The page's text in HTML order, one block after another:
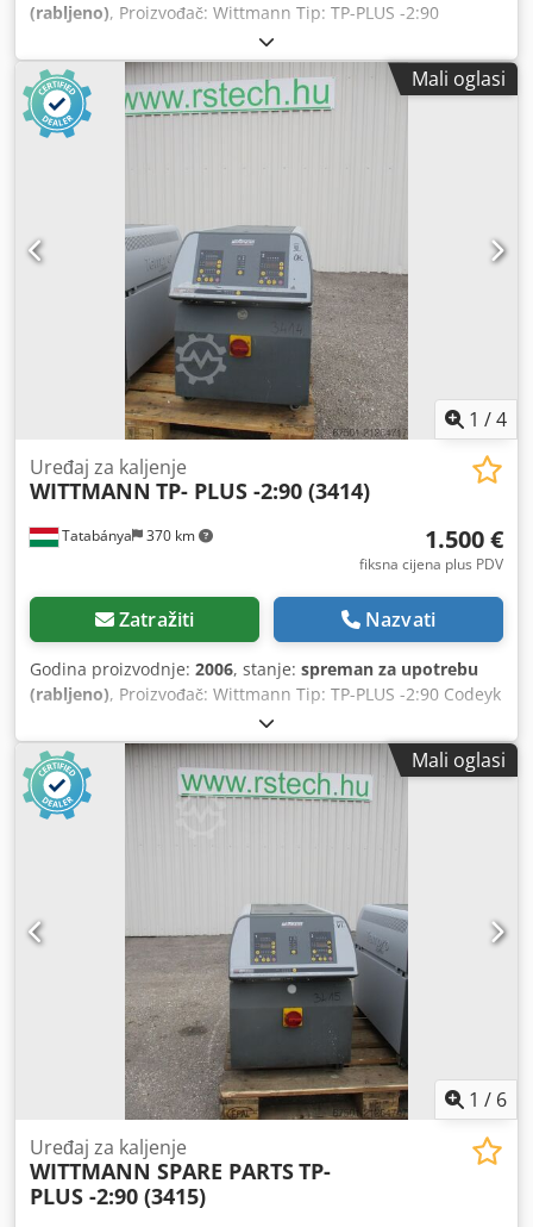
(rabljeno), Proizvođač: Wittmann Tip: TP-PLUS -2:90
Mali oglasi
1 /4
Tatabánya 370 km
Uređaj za kaljenje
WITTMANN TP- PLUS -2:90 (3414)
1.500 €
fiksna cijena plus PDV
Zatražiti Nazvati
Godina proizvodnje: 2006, stanje: spreman za upotrebu
(rabljeno), Proizvođač: Wittmann Tip: TP-PLUS -2:90 Codeyk
Mali oglasi
1 / 6
Uređaj za kaljenje
WITTMANN SPARE PARTSTP-
PLUS -2:90 (3415)